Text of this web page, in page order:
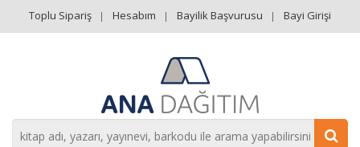
Toplu Sipariş Hesabım Bayilik Başvurusu Bayi Girişi